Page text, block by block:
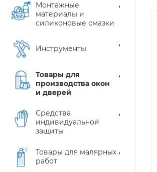
Монтажные
материалы и
силиконовые смазки
Инструменты
Товары для
производства окон
и дверей
Средства
индивидуальной
защиты
Товары для малярных
работ